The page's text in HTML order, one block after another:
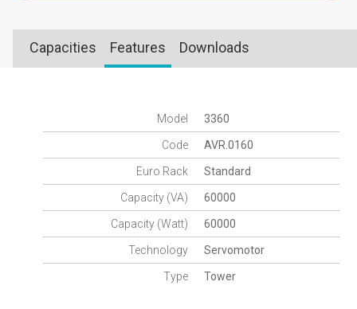
Capacities Features Downloads
Model 3360
Code AVR.0160
Euro Rack Standard
Capacity (VA) 60000
Capacity (Watt) 60000
Technology Servomotor
Type Tower